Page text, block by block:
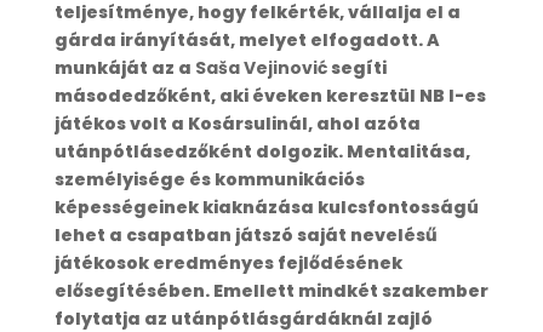
teljesítménye, hogy felkérték, vállalja el a
gárda irányítását, melyet elfogadott. A
munkáját az a Saša Vejinovićsegíti
másodedzőként, aki éveken keresztül NB I-es
játékos volt a Kosársulinál, ahol azóta
utánpótlásedzőként dolgozik. Mentalitása,
személyisége és kommunikációs
képességeinek kiaknázása kulcsfontosságú
lehet a csapatban játszó saját nevelésű
játékosok eredményes fejlődésének
elősegítésében. Emellett mindkét szakember
folytatja az utánpótlásgárdáknál zajló